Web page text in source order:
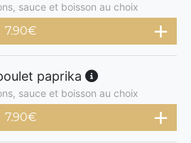
sauce et boisson au choix
7.90€
paprika
sauce et boisson au choix
7.90€